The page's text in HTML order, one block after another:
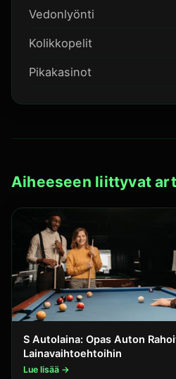
Vedonlyönti
Kolikkopelit
Pikakasinot
Aiheeseen liittyvat
S Autolaina: Opas Auton
Lainavaihtoehtoihin
Lue lisää →